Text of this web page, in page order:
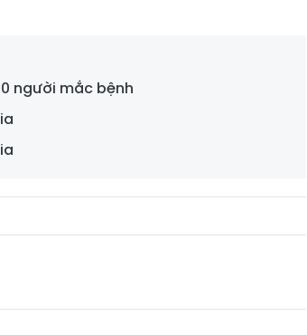
người mắc bệnh